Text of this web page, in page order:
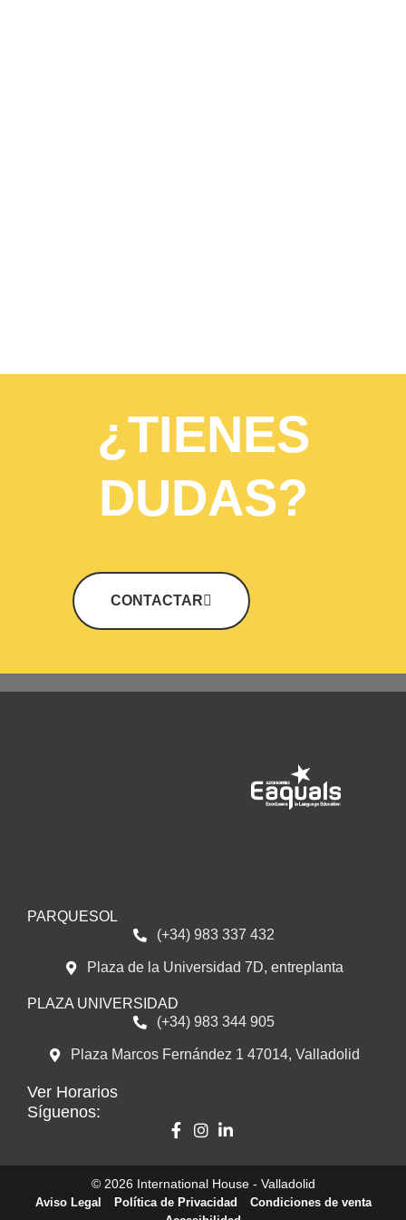
¿TIENES
DUDAS?
CONTACTAR
PARQUESOL
(+34) 983 337 432
Plaza de la Universidad 7D, entreplanta
PLAZA UNIVERSIDAD
(+34) 983 344 905
Plaza Marcos Fernández 1 47014, Valladolid
Ver Horarios
Síguenos:
© 2026 International House - Valladolid
Aviso Legal Política de Privacidad
Condiciones de venta